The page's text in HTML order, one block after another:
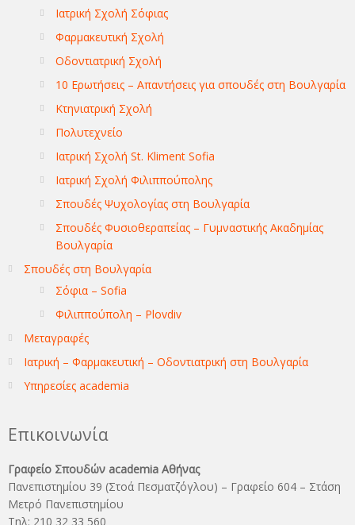
Ιατρική Σχολή Σόφιας
Φαρμακευτική Σχολή
Οδοντιατρική Σχολή
10 Ερωτήσεις – Απαντήσεις για σπουδές στη Βουλγαρία
Κτηνιατρική Σχολή
Πολυτεχνείο
Ιατρική Σχολή St. Kliment Sofia
Ιατρική Σχολή Φιλιππούπολης
Σπουδές Ψυχολογίας στη Βουλγαρία
Σπουδές Φυσιοθεραπείας – Γυμναστικής Ακαδημίας
Βουλγαρία
Σπουδές στη Βουλγαρία
Σόφια – Sofia
Φιλιππούπολη – Plovdiv
Μεταγραφές
Ιατρική – Φαρμακευτική – Οδοντιατρική στη Βουλγαρία
Υπηρεσίες academia
Επικοινωνία
Γραφείο Σπουδών academia Αθήνας
Πανεπιστημίου 39 (Στοά Πεσματζόγλου) – Γραφείο 604 – Στάση
Μετρό Πανεπιστημίου
Τηλ: 210 32 33 560